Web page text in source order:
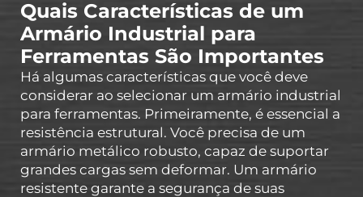
Quais Características de um
Armário Industrial para
Ferramentas São Importantes
Há algumas características que você deve
considerar ao selecionar um armário industrial
para ferramentas. Primeiramente, é essencial a
resistência estrutural. Você precisa de um
armário metálico robusto, capaz de suportar
grandes cargas sem deformar. Um armário
resistente garante a segurança de suas